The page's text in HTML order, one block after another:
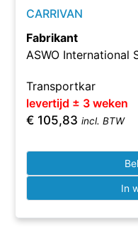
CARRIVAN
Fabrikant
ASWO International
Transportkar
levertijd ± 3 weken
€ 105,83 incl. BTW
In